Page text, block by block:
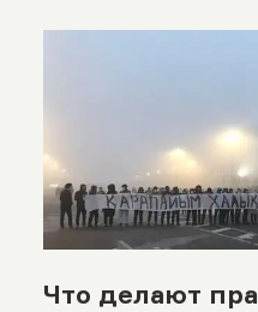
Что делают